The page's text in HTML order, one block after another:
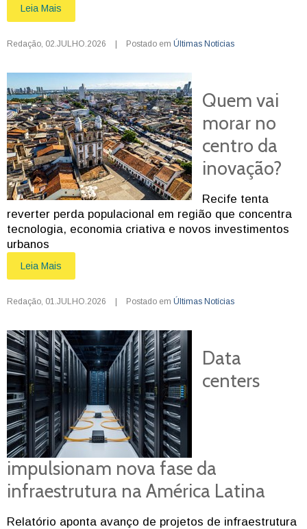
Leia Mais
Redação 02.JULHO.2026 | Postado em Últimas Notícias
Quem vai
morar no
centro da
inovação?
Recife tenta
reverter perda populacional em região que concentra
tecnologia, economia criativa e novos investimentos
urbanos
Leia Mais
Redação 01.JULHO.2026 | Postado em Últimas Notícias
Data
centers
impulsionam nova fase da
infraestrutura na América Latina
Relatório aponta avanço de projetos de infraestrutura